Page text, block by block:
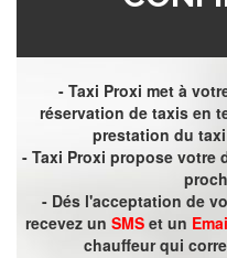
- Taxi Proxi met à
réservation de taxis en
prestation du
- Taxi Proxi propose votre
- Dés l'acceptation de
recevez un SMSet un
chauffeur qui